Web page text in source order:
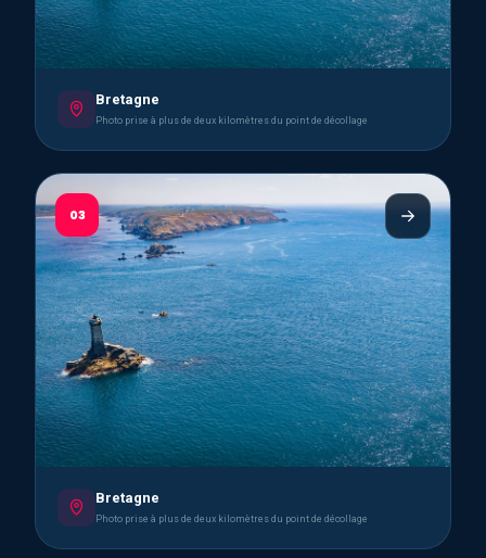
Bretagne
Photo prise à plus de deux kilomètres du point de décollage
03
Bretagne
Photo prise à plus de deux kilomètres du point de décollage